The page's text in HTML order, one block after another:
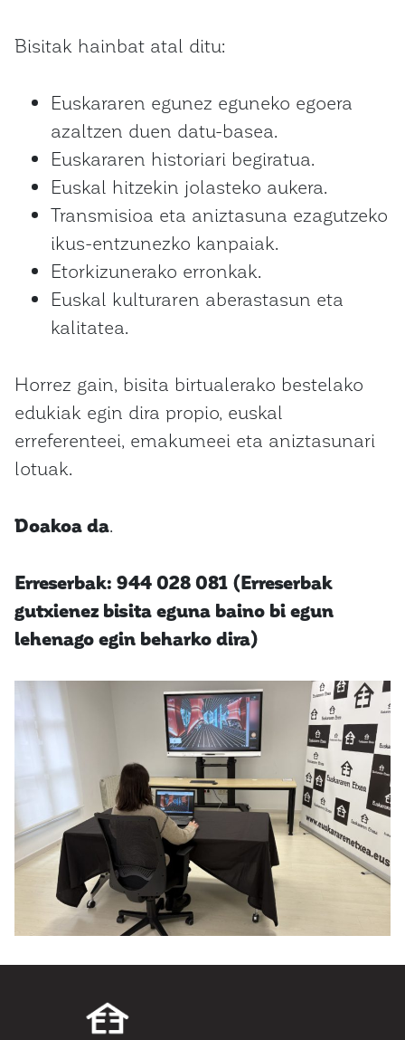
Bisitak hainbat atal ditu:
Euskararen egunez eguneko egoera
azaltzen duen datu-basea.
Euskararen historiari begiratua.
Euskal hitzekin jolasteko aukera.
Transmisioa eta aniztasuna ezagutzeko
ikus-entzunezko kanpaiak.
Etorkizunerako erronkak.
Euskal kulturaren aberastasun eta
kalitatea.
Horrez gain, bisita birtualerako bestelako
edukiak egin dira propio, euskal
erreferenteei, emakumeei eta aniztasunari
lotuak.
Doakoa da
Erreserbak: 944 028 081 (Erreserbak
gutxienez bisita eguna baino bi egun
lehenago egin beharko dira)